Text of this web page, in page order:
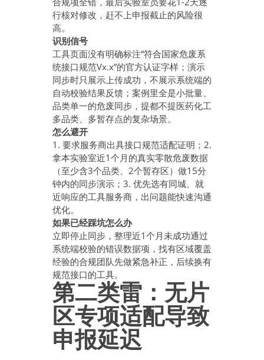
行核对修改，赶不上申报截止的风险很
高。
识别信号
工具页面没有明确标注“符合国家危废系
统接口规范Vx.x”的官方认证字样；演示
同步时只展示上传成功，不展示系统端的
自动校验结果反馈；案例里全是小批量、
品类单一的危废同步，提都不提医药化工
多品类、多暂存点的复杂场景。
怎么避开
1. 要求服务商出具接口规范适配证明；2.
拿本实验室近1个月的真实零散危废数据
（至少含3个品类、2个暂存区）做15分
钟内的同步演示；3. 优先选有同城、就
近响应的工具服务商，出问题能快速沟通
优化。
如果已经踩坑怎么办
立即停止同步，整理近1个月未成功通过
系统端校验的错误数据项，找有区域覆盖
经验的合规团队先做紧急补正，后续换有
规范接口的工具。
第二类雷：无片
区专项适配导致
申报延迟